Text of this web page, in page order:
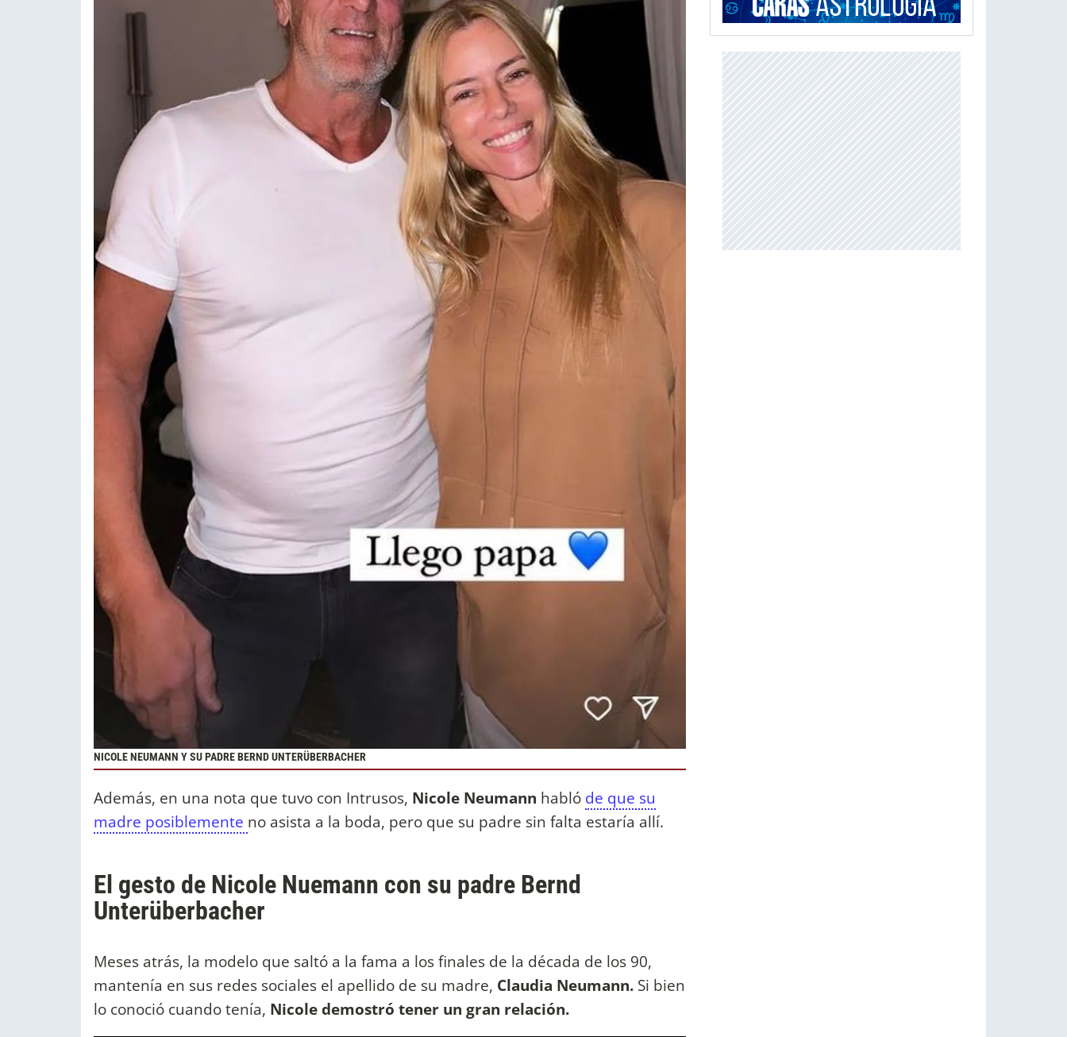
NICOLE NEUMANN Y SU PADRE BERND UNTERÜBERBACHER
Además, en una nota que tuvo con Intrusos, Nicole Neumann habló de que su
madre posiblemente no asista a la boda, pero que su padre sin falta estaría allí.
El gesto de Nicole Nuemann con su padre Bernd
Unterüberbacher
Meses atrás, la modelo que saltó a la fama a los finales de la década de los 90,
mantenía en sus redes sociales el apellido de su madre, Claudia Neumann. Si bien
lo conoció cuando tenía, Nicole demostró tener un gran relación.